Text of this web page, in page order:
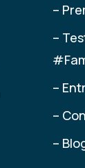
–
–
–
–
–